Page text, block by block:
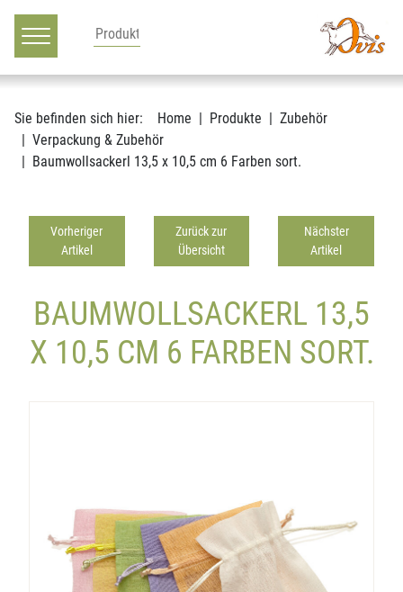
Hauptnavigation
Zum Inhalt
Sie befinden sich hier: Home Produkte
Zubehör
Verpackung & Zubehör
Baumwollsackerl 13,5 x 10,5 cm 6 Farben sort.
Vorheriger
Artikel
Zurück zur
Übersicht
Nächster
Artikel
BAUMWOLLSACKERL 13,5
X 10,5 CM 6 FARBEN SORT.